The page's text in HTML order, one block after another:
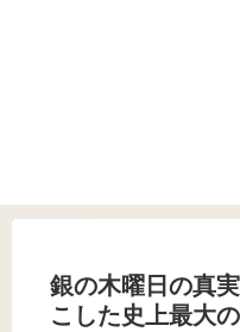
銀の木曜日の真
こした史上最大